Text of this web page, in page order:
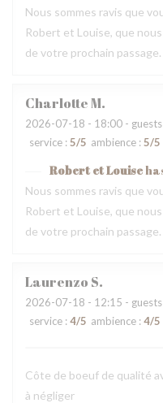
Nous sommes ravis que
Robert et Louise, que
de votre prochain passage.
CharlotteM
2026-07-18 - 18:00 -
service : 5/5 ambience : 5/5
Robert et Louise
Nous sommes ravis que
Robert et Louise, que
de votre prochain passage.
Laurenzo S
2026-07-18 - 12:15 -
service : 4/5 ambience : 4/5
Côte de boeuf de qualité
à négliger